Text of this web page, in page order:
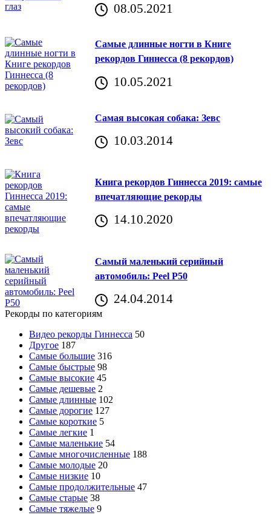
08.05.2021
Самые длинные ногти в Книге
рекордов Гиннесса (8 рекордов)
10.05.2021
Самая высокая собака: Зевс
10.03.2014
Книга рекордов Гиннесса 2019: самые
впечатляющие рекорды
14.10.2020
Самый маленький серийный
автомобиль: Peel P50
24.04.2014
Рекорды по категориям
Видео рекорды Гиннесса 50
Другое 187
Самые большие 316
Самые быстрые 98
Самые высокие 45
Самые дешевые 2
Самые длинные 102
Самые дорогие 127
Самые короткие 5
Самые легкие 1
Самые маленькие 54
Самые многочисленные 188
Самые молодые 20
Самые низкие 10
Самые продолжительные 47
Самые старые 38
Самые тяжелые 9